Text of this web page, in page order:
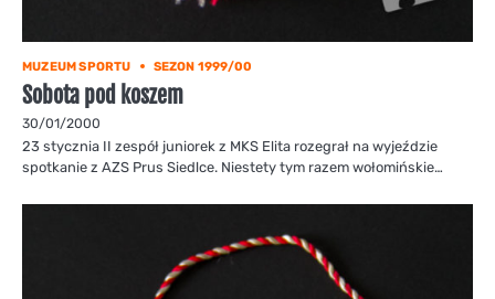
MUZEUM SPORTU SEZON 1999/00
Sobota pod koszem
30/01/2000
23 stycznia II zespół juniorek z MKS Elita rozegrał na wyjeździe
spotkanie z AZS Prus Siedlce. Niestety tym razem wołomińskie…